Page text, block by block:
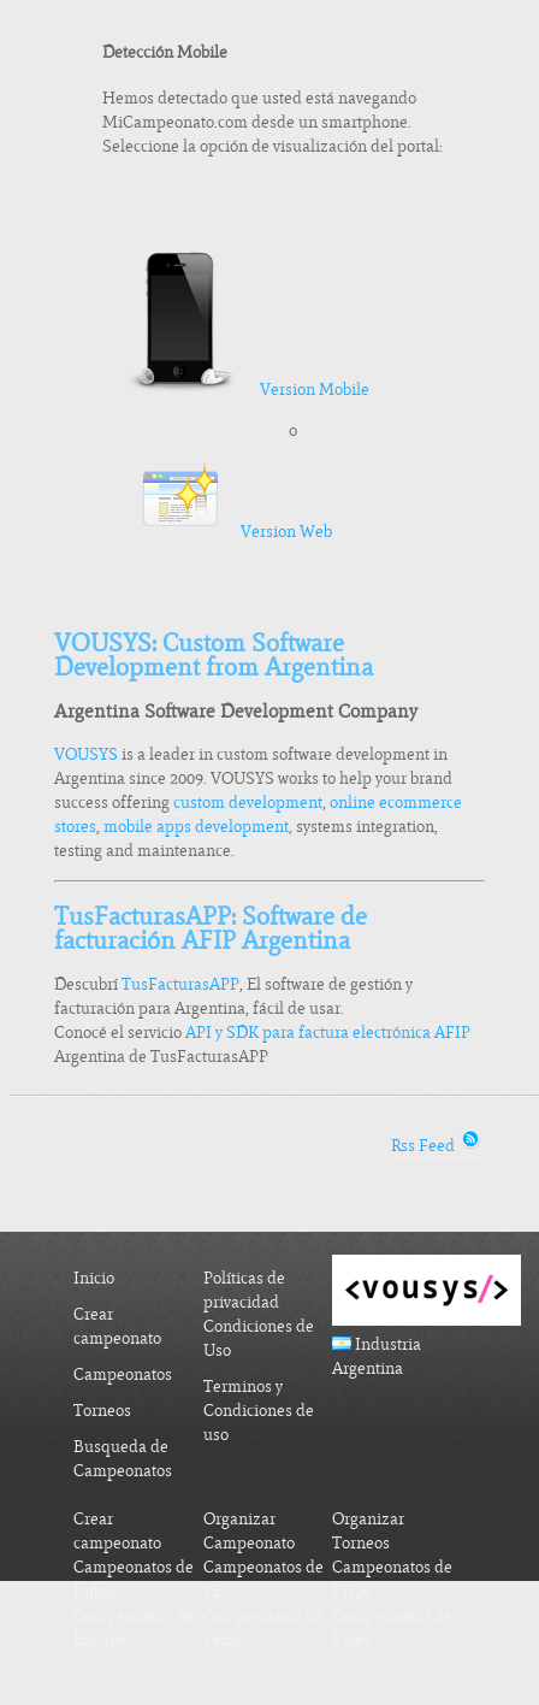
Detección Mobile
Hemos detectado que usted está navegando
MiCampeonato.com desde un smartphone.
Seleccione la opción de visualización del portal:
Version Mobile
o
Version Web
VOUSYS: Custom Software
Development from Argentina
Argentina Software Development Company
VOUSYS is a leader in custom software development in
Argentina since 2009. VOUSYS works to help your brand
success offeringcustom development, online ecommerce
stores, mobile apps development, systems integration,
testing and maintenance.
TusFacturasAPP: Software de
facturación AFIP Argentina
DescubríTusFacturasAPP, El software de gestión y
facturación para Argentina, fácil de usar.
Conocé el servicioAPI y SDK para factura electrónica AFIP
Argentina de TusFacturasAPP
Rss Feed
Inicio
Crear
campeonato
Campeonatos
Torneos
Busqueda de
Campeonatos
Políticas de
privacidad
Condiciones de
Uso
Terminos y
Condiciones de
uso
Industria
Argentina
Crear
campeonato
Organizar
Campeonato
Organizar
Torneos
Campeonatos de Campeonatos de Campeonatos de